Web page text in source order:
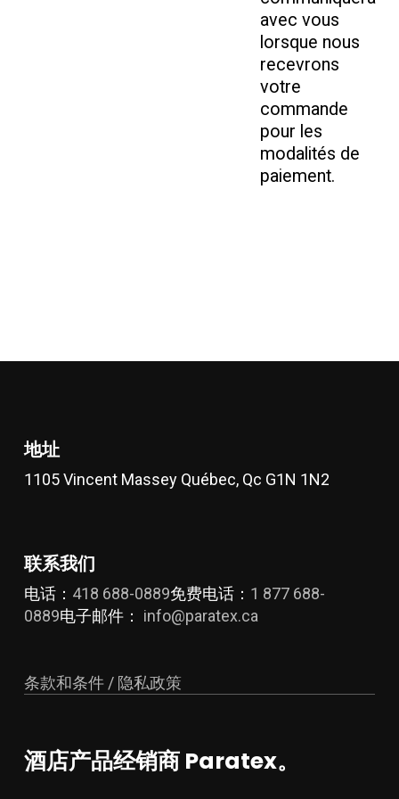
avec vous
lorsque nous
recevrons
votre
commande
pour les
modalités de
paiement.
地址
1105 Vincent Massey Québec, Qc G1N 1N2
联系我们
电话： 418 688-0889免费电话： 1 877 688-
0889电子邮件： info@paratex.ca
条款和条件 / 隐私政策
酒店产品经销商 Paratex。